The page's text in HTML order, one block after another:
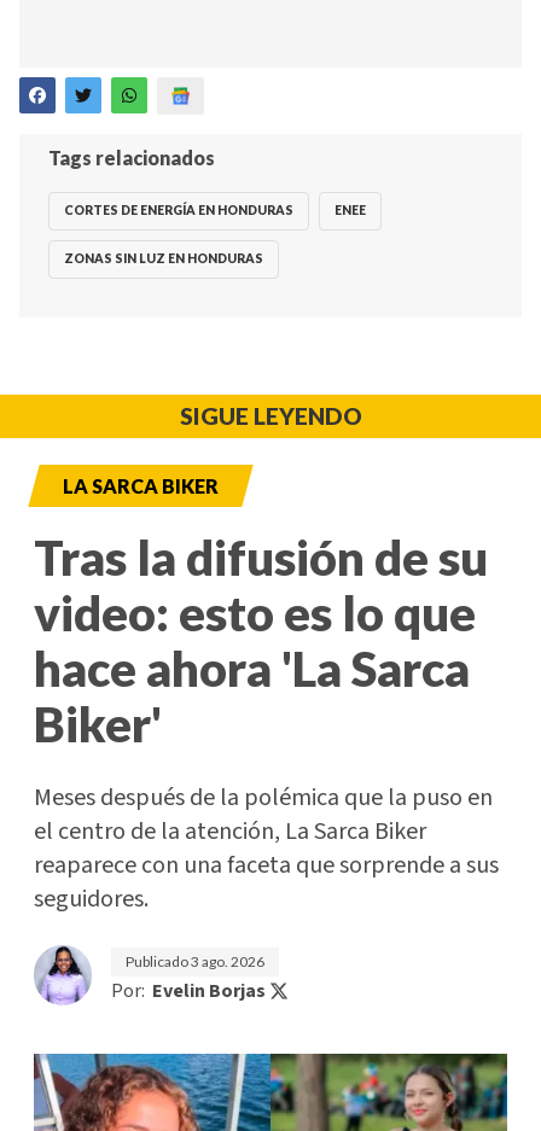
Tags relacionados
CORTES DE ENERGÍA EN HONDURAS ENEE
ZONAS SIN LUZ EN HONDURAS
SIGUE LEYENDO
LA SARCA BIKER
Tras la difusión de su
video: esto es lo que
hace ahora 'La Sarca
Biker'
Meses después de la polémica que la puso en
el centro de la atención, La Sarca Biker
reaparece con una faceta que sorprende a sus
seguidores.
Publicado3 ago. 2026
Por: Evelin Borjas